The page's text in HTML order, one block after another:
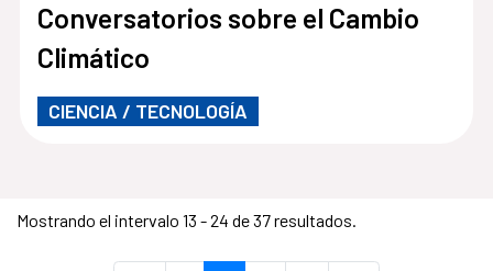
Conversatorios sobre el Cambio
Climático
CIENCIA / TECNOLOGÍA
Mostrando el intervalo 13 - 24 de 37 resultados.